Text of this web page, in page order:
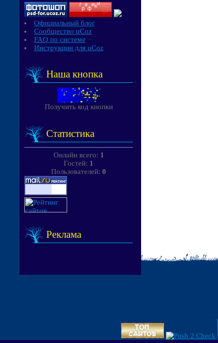
Официальный блог
Сообщество uCoz
FAQ по системе
Инструкции для uCoz
Наша кнопка
Получить код кнопки
Статистика
Онлайн всего: 1
Гостей: 1
Пользователей: 0
Реклама